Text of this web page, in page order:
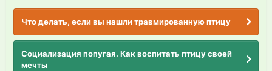
Что делать, если вы нашли травмированную птицу
Социализация попугая. Как воспитать птицу своей
мечты